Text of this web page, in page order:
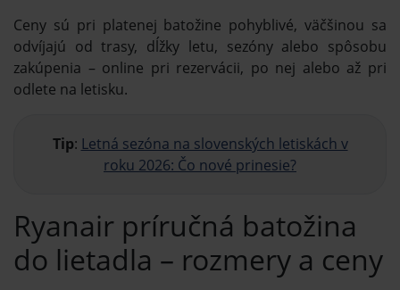
Ceny sú pri platenej batožine pohyblivé, väčšinou sa
odvíjajú od trasy, dĺžky letu, sezóny alebo spôsobu
zakúpenia – online pri rezervácii, po nej alebo až pri
odlete na letisku.
Tip: Letná sezóna na slovenských letiskách v
roku 2026: Čo nové prinesie?
Ryanair príručná batožina
do lietadla – rozmery a ceny